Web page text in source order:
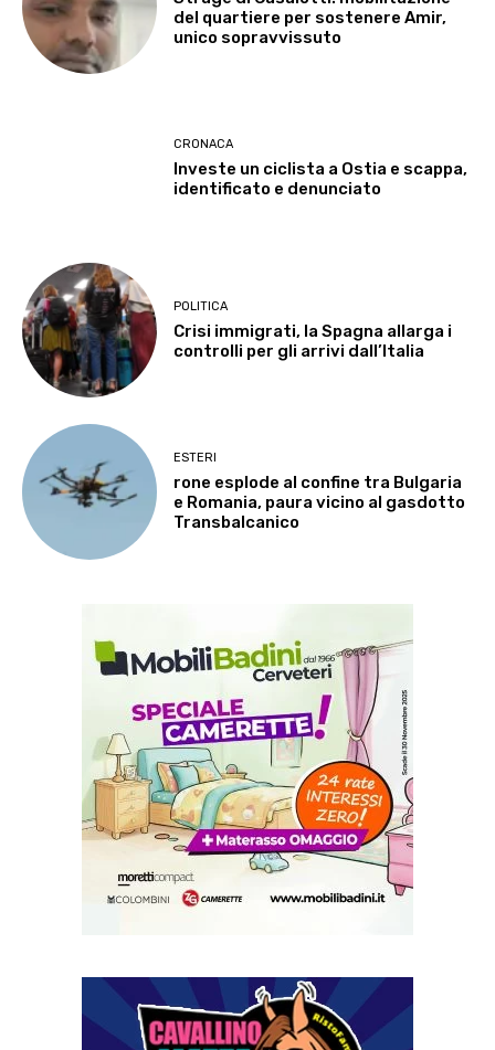
del quartiere per sostenere Amir,
unico sopravvissuto
CRONACA
Investe un ciclista a Ostia e scappa,
identificato e denunciato
POLITICA
Crisi immigrati, la Spagna allarga i
controlli per gli arrivi dall’Italia
ESTERI
rone esplode al confine tra Bulgaria
e Romania, paura vicino al gasdotto
Transbalcanico